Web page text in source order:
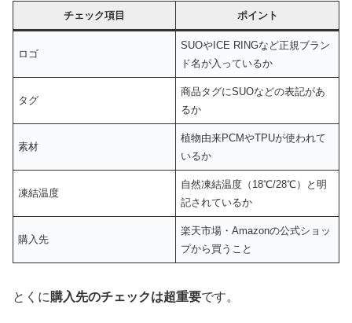
チェック項目 ポイント
ロゴ
SUOやICE RINGなど正規ブラン
ド名が入っているか
タグ
商品タグにSUOなどの表記があ
るか
素材
植物由来PCMやTPUが使われて
いるか
凍結温度
自然凍結温度（18℃/28℃）と明
記されているか
購入先
楽天市場・Amazonの公式ショッ
プから買うこと
とくに購入先のチェックは超重要です。